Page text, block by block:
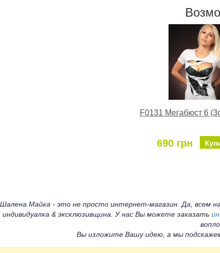
F0131 Мегабюст 6
690 грн
Шалена Майка - это не просто интернет-магазин. Да, всем
индивидуалка & эксклюзивщина. У нас Вы можете заказать
Вы изложите Вашу идею, а мы